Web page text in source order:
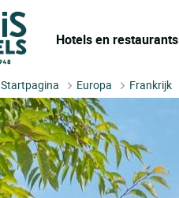
Hotels en restaurants
Startpagina Europa Frankrijk